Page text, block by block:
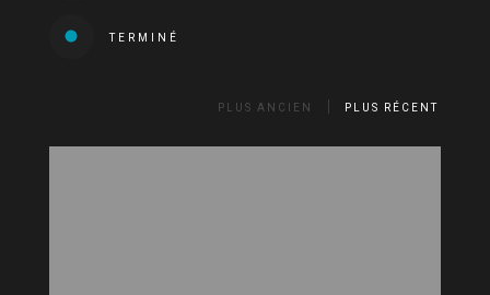
TERMINÉ
PLUS ANCIEN PLUS RÉCENT